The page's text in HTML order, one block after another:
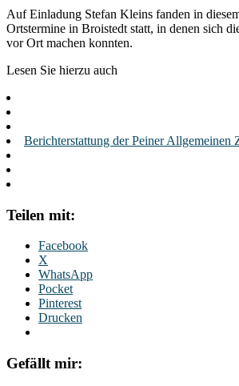
Auf Einladung Stefan Kleins fanden in
Ortstermine in Broistedt statt, in denen sich
vor Ort machen konnten.
Lesen Sie hierzu auch
Berichterstattung der Peiner Allgemeinen
Teilen mit:
Facebook
X
WhatsApp
Pocket
Pinterest
Drucken
Gefällt mir: